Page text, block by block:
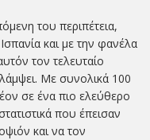
του περιπέτεια,
και με την φανέλα
τον τελευταίο
Με συνολικά 100
σε ένα πιο ελεύθερο
που έπεισαν
και να τον